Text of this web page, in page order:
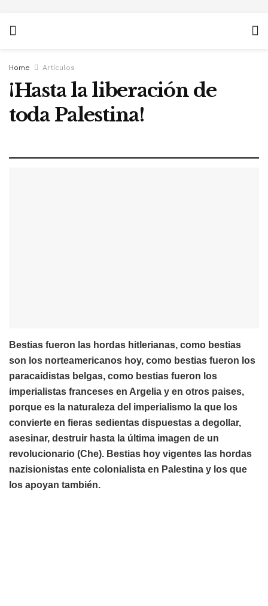
Home Artículos
¡Hasta la liberación de
toda Palestina!
Bestias fueron las hordas hitlerianas, como bestias
son los norteamericanos hoy, como bestias fueron los
paracaidistas belgas, como bestias fueron los
imperialistas franceses en Argelia y en otros paises,
porque es la naturaleza del imperialismo la que los
convierte en fieras sedientas dispuestas a degollar,
asesinar, destruir hasta la última imagen de un
revolucionario (Che). Bestias hoy vigentes las hordas
nazisionistas ente colonialista en Palestina y los que
los apoyan también.